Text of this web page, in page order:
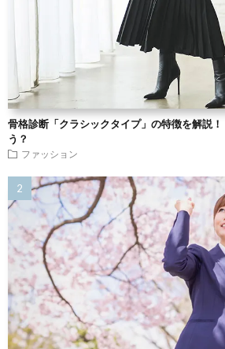
骨格診断「クラシックタイプ」の特徴を解説
う？
ファッション